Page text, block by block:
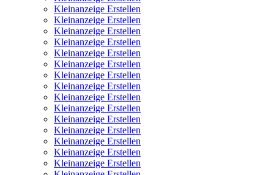
Kleinanzeige Erstellen
Kleinanzeige Erstellen
Kleinanzeige Erstellen
Kleinanzeige Erstellen
Kleinanzeige Erstellen
Kleinanzeige Erstellen
Kleinanzeige Erstellen
Kleinanzeige Erstellen
Kleinanzeige Erstellen
Kleinanzeige Erstellen
Kleinanzeige Erstellen
Kleinanzeige Erstellen
Kleinanzeige Erstellen
Kleinanzeige Erstellen
Kleinanzeige Erstellen